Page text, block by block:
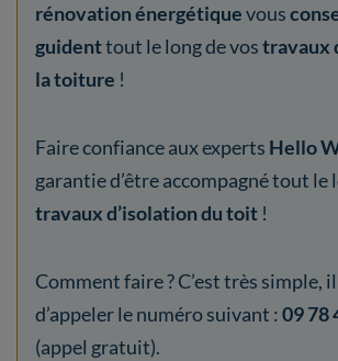
rénovation énergétiquevous
guidenttout le long de vostravaux
la toiture !
Faire confiance aux experts Hello
garantie d’être accompagné tout le
travaux d’isolation du toit !
Comment faire ? C’est très simple,
d’appeler le numéro suivant :09 78
(appel gratuit).